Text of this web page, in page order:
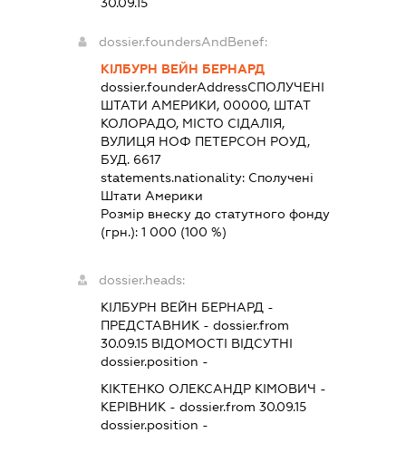
dossier.foundersAndBenef:
КІЛБУРН ВЕЙН БЕРНАРД
dossier.founderAddressСПОЛУЧЕНІ
ШТАТИ АМЕРИКИ, 00000, ШТАТ
КОЛОРАДО, МІСТО СІДАЛІЯ,
ВУЛИЦЯ НОФ ПЕТЕРСОН РОУД,
БУД. 6617
statements.nationality: Сполучені
Штати Америки
Розмір внеску до статутного фонду
(грн.):1 000 (100 %)
dossier.heads:
КІЛБУРН ВЕЙН БЕРНАРД -
ПРЕДСТАВНИК - dossier.from
30.09.15 ВІДОМОСТІ ВІДСУТНІ
dossier.position -
КІКТЕНКО ОЛЕКСАНДР КІМОВИЧ -
КЕРІВНИК - dossier.from 30.09.15
dossier.position -